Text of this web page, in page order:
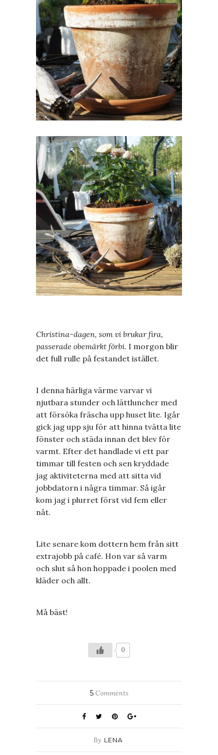
Christina-dagen, som vi brukar fira,
passerade obemärkt förbi. I morgon blir
det full rulle på festandet istället.
I denna härliga värme varvar vi
njutbara stunder och lättluncher med
att försöka fräscha upp huset lite. Igår
gick jag upp sju för att hinna tvätta lite
fönster och städa innan det blev för
varmt. Efter det handlade vi ett par
timmar till festen och sen kryddade
jag aktiviteterna med att sitta vid
jobbdatorn i några timmar. Så igår
kom jag i plurret först vid fem eller
nåt.
Lite senare kom dottern hem från sitt
extrajobb på café. Hon var så varm
och slut så hon hoppade i poolen med
kläder och allt.
Må bäst!
0
5Comments
By LENA